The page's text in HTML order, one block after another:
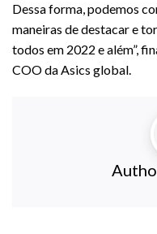
Dessa forma, podemos
maneiras de destacar e
todos em 2022 e além”,
COO da Asics global.